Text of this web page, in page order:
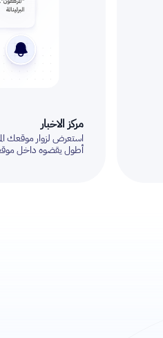
مركز الاخبار
استعرض لزوار موقعك
أطول يقضوه داخل